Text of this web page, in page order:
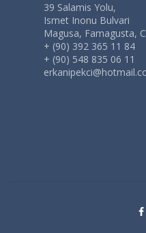
39 Salamis Yolu,
Ismet Inonu Bulvari
Magusa, Famagusta,
+ (90) 392 365 11 84
+ (90) 548 835 06 11